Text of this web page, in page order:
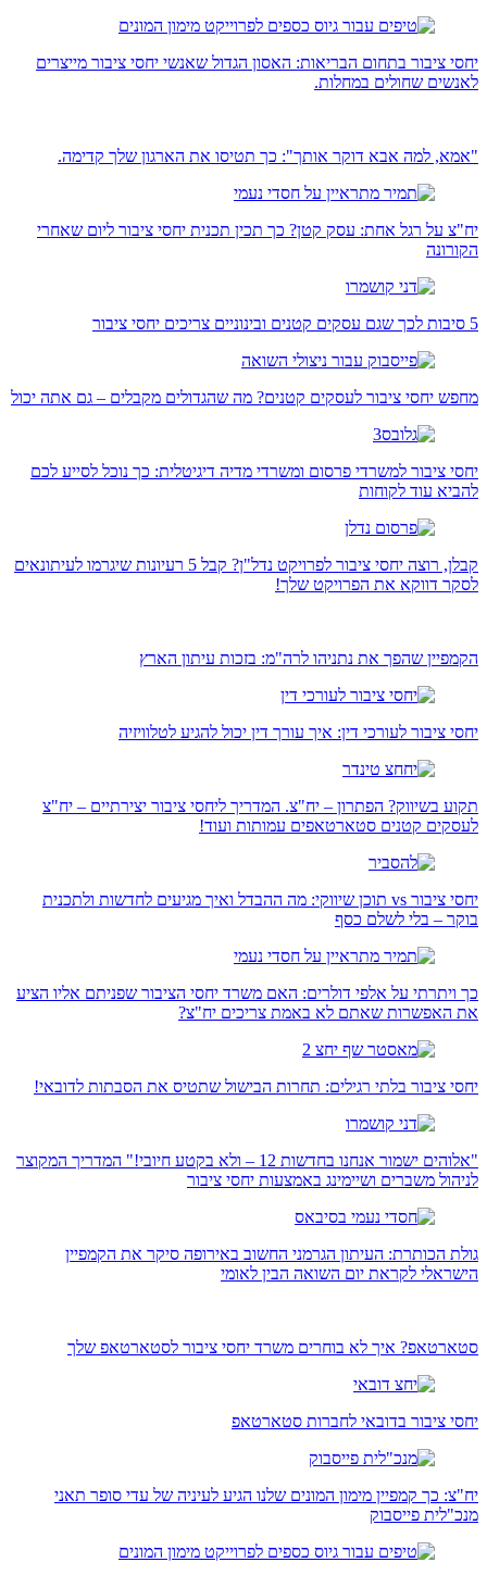
יחסי ציבור בתחום הבריאות: האסון הגדול שאנשי יחסי ציבור מייצרים
לאנשים שחולים במחלות.
"אמא, למה אבא דוקר אותך": כך תטיסו את הארגון שלך קדימה.
יח"צ על רגל אחת: עסק קטן? כך תכין תכנית יחסי ציבור ליום שאחרי
הקורונה
5 סיבות לכך שגם עסקים קטנים ובינוניים צריכים יחסי ציבור
מחפש יחסי ציבור לעסקים קטנים? מה שהגדולים מקבלים – גם אתה יכול
יחסי ציבור למשרדי פרסום ומשרדי מדיה דיגיטלית: כך נוכל לסייע לכם
להביא עוד לקוחות
קבלן, רוצה יחסי ציבור לפרויקט נדל"ן? קבל 5 רעיונות שיגרמו לעיתונאים
לסקר דווקא את הפרויקט שלך!
הקמפיין שהפך את נתניהו לרה"מ: בזכות עיתון הארץ
יחסי ציבור לעורכי דין: איך עורך דין יכול להגיע לטלוויזיה
תקוע בשיווק? הפתרון – יח"צ. המדריך ליחסי ציבור יצירתיים – יח"צ
לעסקים קטנים סטארטאפים עמותות ועוד!
יחסי ציבור vs תוכן שיווקי: מה ההבדל ואיך מגיעים לחדשות ולתכנית
בוקר – בלי לשלם כסף
כך ויתרתי על אלפי דולרים: האם משרד יחסי הציבור שפניתם אליו הציע
את האפשרות שאתם לא באמת צריכים יח"צ?
יחסי ציבור בלתי רגילים: תחרות הבישול שתטיס את הסבתות לדובאי!
"אלוהים ישמור אנחנו בחדשות 12 – ולא בקטע חיובי!" המדריך המקוצר
לניהול משברים ושיימינג באמצעות יחסי ציבור
גולת הכותרת: העיתון הגרמני החשוב באירופה סיקר את הקמפיין
הישראלי לקראת יום השואה הבין לאומי
סטארטאפ? איך לא בוחרים משרד יחסי ציבור לסטארטאפ שלך
יחסי ציבור בדובאי לחברות סטארטאפ
יח"צ: כך קמפיין מימון המונים שלנו הגיע לעיניה של עדי סופר תאני
מנכ"לית פייסבוק